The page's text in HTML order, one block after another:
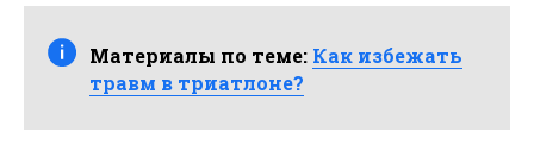
Материалы по теме: Как избежать
травм в триатлоне?